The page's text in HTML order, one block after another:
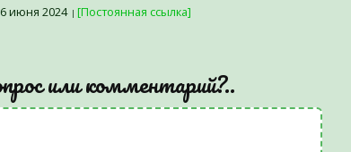
июня 2024 [Постоянная ссылка]
или комментарий?..